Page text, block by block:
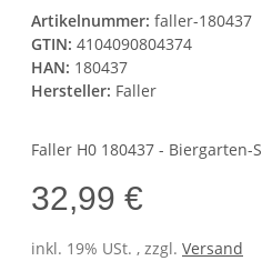
Artikelnummer: faller-180437
GTIN: 4104090804374
HAN: 180437
Hersteller: Faller
Faller H0 180437 - Biergarten-
32,99 €
inkl. 19% USt. , zzgl. Versand